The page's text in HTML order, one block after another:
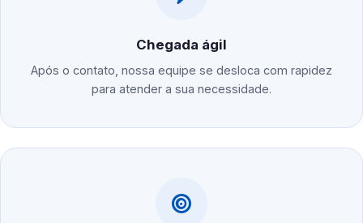
Chegada ágil
Após o contato, nossa equipe se desloca com rapidez
para atender a sua necessidade.